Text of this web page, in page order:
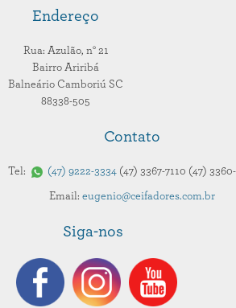
Endereço
Rua: Azulão, n° 21
Bairro Ariribá
Balneário Camboriú SC
88338-505
Contato
Tel: 47 9222-3334 47 3367-7110 47
Email: eugenio@ceifadores.com.br
Siga-nos